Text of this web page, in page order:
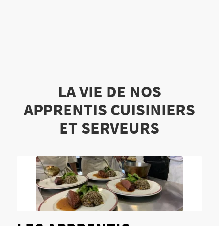
LA VIE DE NOS
APPRENTIS CUISINIERS
ET SERVEURS